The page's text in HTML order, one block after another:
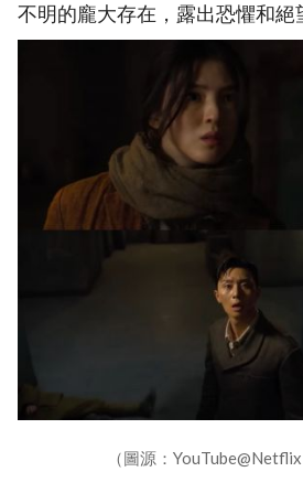
不明的龐大存在，露出恐懼和絕
（圖源：YouTube@Netflix